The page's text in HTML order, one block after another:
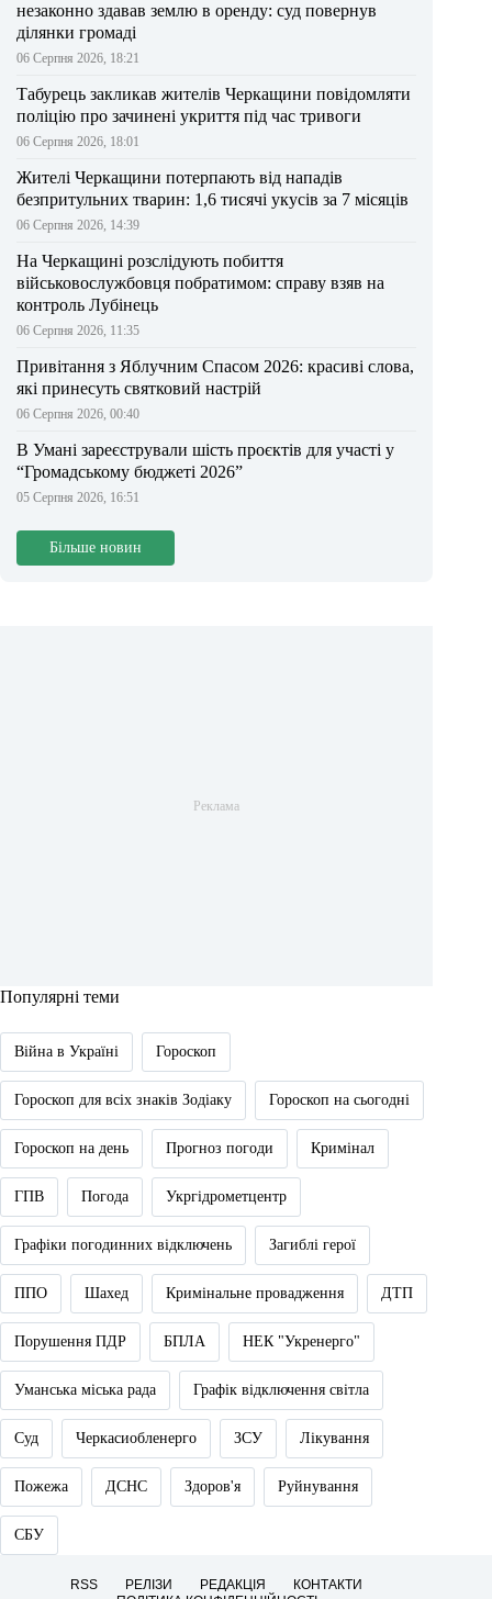
незаконно здавав землю в оренду: суд повернув
ділянки громаді
06 Серпня 2026, 18:21
Табурець закликав жителів Черкащини повідомляти
поліцію про зачинені укриття під час тривоги
06 Серпня 2026, 18:01
Жителі Черкащини потерпають від нападів
безпритульних тварин: 1,6 тисячі укусів за 7 місяців
06 Серпня 2026, 14:39
На Черкащині розслідують побиття
військовослужбовця побратимом: справу взяв на
контроль Лубінець
06 Серпня 2026, 11:35
Привітання з Яблучним Спасом 2026: красиві слова,
які принесуть святковий настрій
06 Серпня 2026, 00:40
В Умані зареєстрували шість проєктів для участі у
“Громадському бюджеті 2026”
05 Серпня 2026, 16:51
Більше новин
Популярні теми
Війна в Україні Гороскоп
Гороскоп для всіх знаків Зодіаку Гороскоп на сьогодні
Гороскоп на день Прогноз погоди Кримінал
ГПВ Погода Укргідрометцентр
Графіки погодинних відключень Загиблі герої
ППО Шахед Кримінальне провадження ДТП
Порушення ПДР БПЛА НЕК "Укренерго"
Уманська міська рада Графік відключення світла
Суд Черкасиобленерго ЗСУ Лікування
Пожежа ДСНС Здоров'я Руйнування
СБУ
RSS РЕЛІЗИ РЕДАКЦІЯ
КОНТАКТИ